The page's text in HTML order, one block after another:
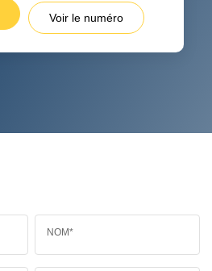
Voir le numéro
NOM*